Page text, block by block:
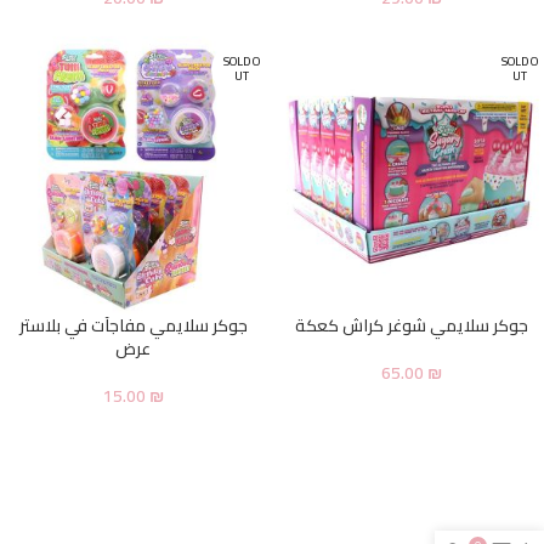
SOLD O
UT
جوكر سلايمي شوغر كراش كعكة
65.00₪
SOLD O
UT
جوكر سلايمي مفاجآت في بلاستر
عرض
15.00₪